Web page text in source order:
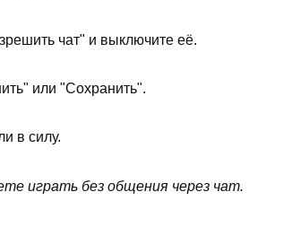
чат" и выключите её.
или "Сохранить".
в силу.
играть без общения через чат.